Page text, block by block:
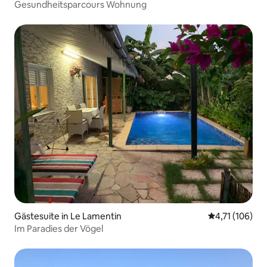
Gesundheitsparcours Wohnung
Gästesuite in Le Lamentin
4,71 (106)
Im Paradies der Vögel